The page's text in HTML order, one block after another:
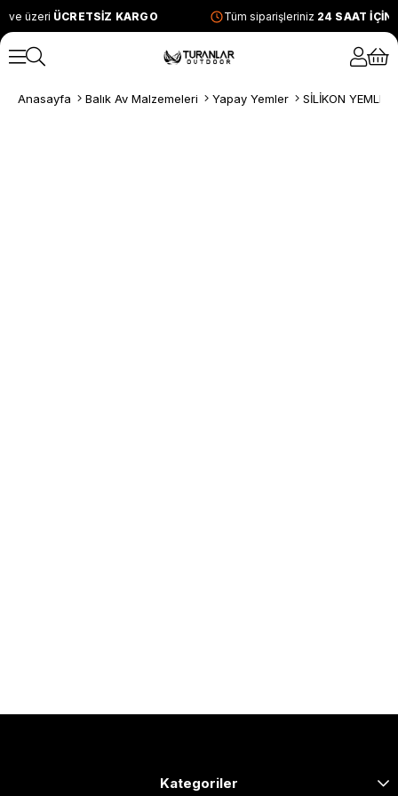
ve üzeri ÜCRETSİZ KARGO Tüm siparişleriniz 24 SAAT
Anasayfa Balık Av Malzemeleri Yapay Yemler SİLİKON YEMLER
Kategoriler